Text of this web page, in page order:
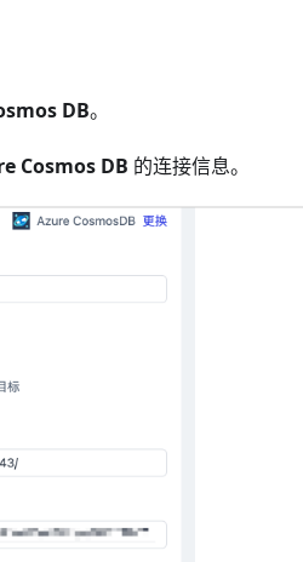
DB。
Cosmos DB 的连接信息。